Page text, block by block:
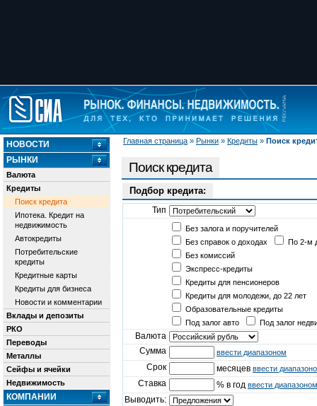
Главная страница » Рынки » Кредиты » Поиск
НОВОСТИ
РЫНКИ
Валюта
Кредиты
Поиск кредита
Ипотека. Кредит на
недвижимость
Автокредиты
Потребительские
кредиты
Кредитные карты
Кредиты для бизнеса
Новости и комментарии
Вклады и депозиты
РКО
Переводы
Металлы
Сейфы и ячейки
Недвижимость
КОМПАНИИ
Поиск кредита
Подбор кредита:
Тип
Без залога и поручителей
Без справок о доходах
По 2-м
Без комиссий
Экспресс-кредиты
Кредиты для пенсионеров
Кредиты для молодежи, до 22 лет
Образовательные кредиты
Под залог авто
Под залог
Валюта
Сумма
ввести диапазоном
Срок месяцев ввести
Ставка % в год ввести диапазоном
Выводить: